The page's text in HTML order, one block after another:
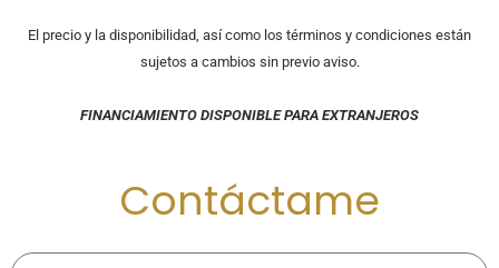
El precio y la disponibilidad, así como los términos y condiciones están
sujetos a cambios sin previo aviso.
FINANCIAMIENTO DISPONIBLE PARA EXTRANJEROS
Contáctame